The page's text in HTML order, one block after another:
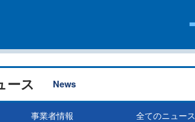
ース News
事業者情報 全てのニュース